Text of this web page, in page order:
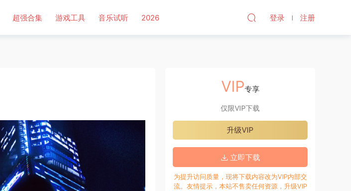
超强合集 游戏工具 音乐试听 2026 登录 注册
VIP专享
仅限VIP下载
升级VIP
立即下载
为提升访问质量，现将下载内容改为VIP内部交
流。友情提示，本站不售卖任何资源，升级VIP